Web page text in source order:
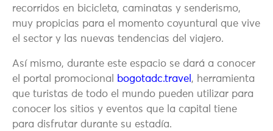
recorridos en bicicleta, caminatas y senderismo,
muy propicias para el momento coyuntural que vive
el sector y las nuevas tendencias del viajero.
Así mismo, durante este espacio se dará a conocer
el portal promocional
bogotadc.travel , herramienta
que turistas de todo el mundo pueden utilizar para
conocer los sitios y eventos que la capital tiene
para disfrutar durante su estadía.